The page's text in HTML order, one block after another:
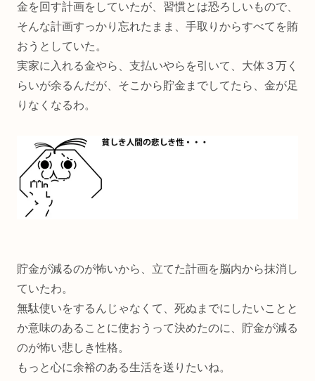
金を回す計画をしていたが、習慣とは恐ろしいもので、
そんな計画すっかり忘れたまま、手取りからすべてを賄
おうとしていた。
実家に入れる金やら、支払いやらを引いて、大体３万く
らいが余るんだが、そこから貯金までしてたら、金が足
りなくなるわ。
貯金が減るのが怖いから、立てた計画を脳内から抹消し
ていたわ。
無駄使いをするんじゃなくて、死ぬまでにしたいことと
か意味のあることに使おうって決めたのに、貯金が減る
のが怖い悲しき性格。
もっと心に余裕のある生活を送りたいね。